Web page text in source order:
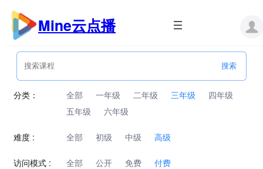
跳
内
Mine云点播
分类： 全部 一年级 二年级 三年级
四年级
五年级
六年级
难度 : 全部 初级 中级 高级
访问模式 : 全部 公开 免费 付费